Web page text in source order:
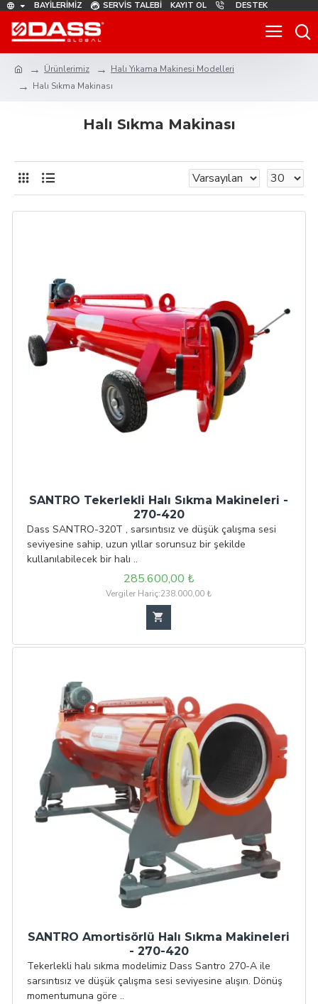
BAYILERIMIZ SERVIS TALEBI KAYIT OL DESTEK
Ürünlerimiz
Halı Yıkama Makinesi Modelleri
Halı Sıkma Makinası
Halı Sıkma Makinası
SANTRO Tekerlekli Halı Sıkma Makineleri -
270-420
Dass SANTRO-320T , sarsıntısız ve düşük çalışma sesi
seviyesine sahip, uzun yıllar sorunsuz bir şekilde
kullanılabilecek bir halı ..
285.600,00 ₺
Vergiler Hariç:238.000,00 ₺
SANTRO Amortisörlü Halı Sıkma Makineleri
- 270-420
Tekerlekli halı sıkma modelimiz Dass Santro 270-A ile
sarsıntısız ve düşük çalışma sesi seviyesine alışın. Dönüş
momentumuna göre ..